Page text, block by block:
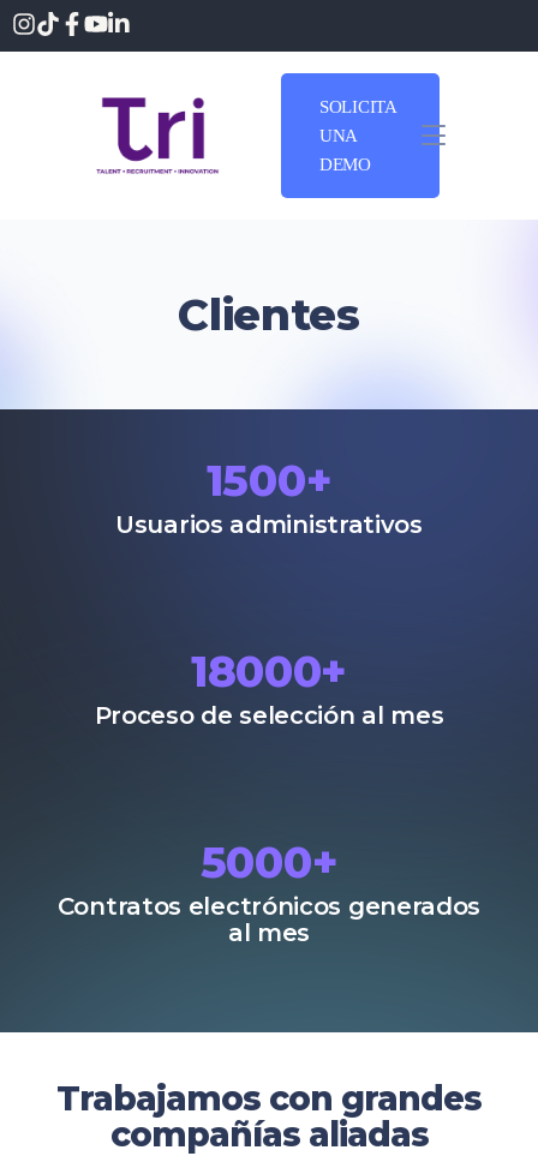
SOLICITA
UNA
DEMO
Clientes
1500+
Usuarios administrativos
18000+
Proceso de selección al mes
5000+
Contratos electrónicos generados
al mes
Trabajamos con grandes
compañías aliadas